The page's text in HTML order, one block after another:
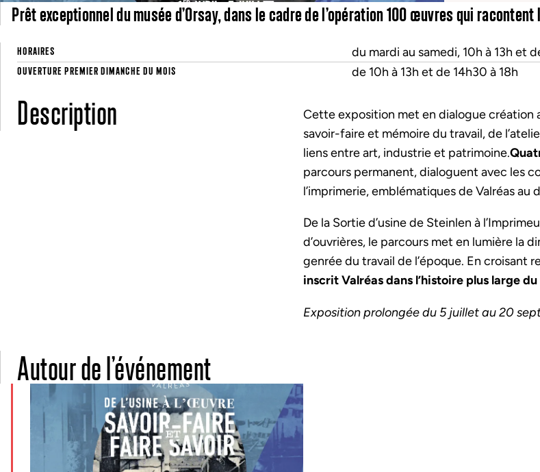
Prêt exceptionnel du musée d’Orsay, dans le cadre de l’opération 100 œuvres qui
HORAIRES du mardi au samedi, 10h à 13h et
OUVERTURE PREMIER DIMANCHE DU MOIS de 10h à 13h et de 14h30 à 18h
Description
Cette exposition met en dialogue création
savoir-faire et mémoire du travail, de
liens entre art, industrie et patrimoine.
parcours permanent, dialoguent avec les
l’imprimerie, emblématiques de Valréas au
De la Sortie d’usine de Steinlen à
d’ouvrières, le parcours met en lumière la
genrée du travail de l’époque. En croisant
inscrit Valréas dans l’histoire plus large
Exposition prolongée du 5 juillet au 20
Autour de l’événement